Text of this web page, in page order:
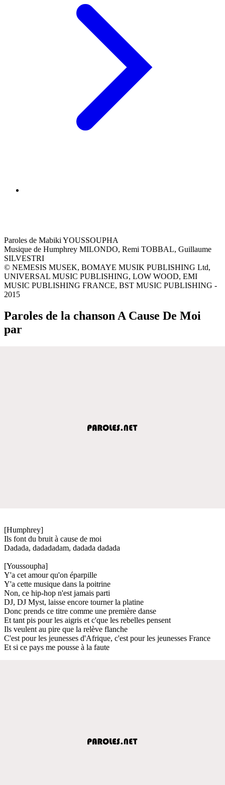
Paroles de Mabiki YOUSSOUPHA
Musique de Humphrey MILONDO, Remi TOBBAL, Guillaume
SILVESTRI
© NEMESIS MUSEK, BOMAYE MUSIK PUBLISHING Ltd,
UNIVERSAL MUSIC PUBLISHING, LOW WOOD, EMI
MUSIC PUBLISHING FRANCE, BST MUSIC PUBLISHING -
2015
Paroles de la chanson A Cause De Moi
par
[Humphrey]
Ils font du bruit à cause de moi
Dadada, dadadadam, dadada dadada
[Youssoupha]
Y'a cet amour qu'on éparpille
Y'a cette musique dans la poitrine
Non, ce hip-hop n'est jamais parti
DJ, DJ Myst, laisse encore tourner la platine
Donc prends ce titre comme une première danse
Et tant pis pour les aigris et c'que les rebelles pensent
Ils veulent au pire que la relève flanche
C'est pour les jeunesses d'Afrique, c'est pour les jeunesses France
Et si ce pays me pousse à la faute